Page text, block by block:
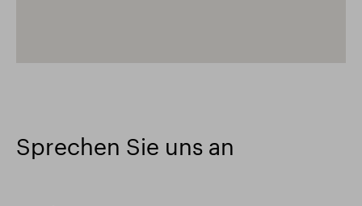
Sprechen Sie uns an